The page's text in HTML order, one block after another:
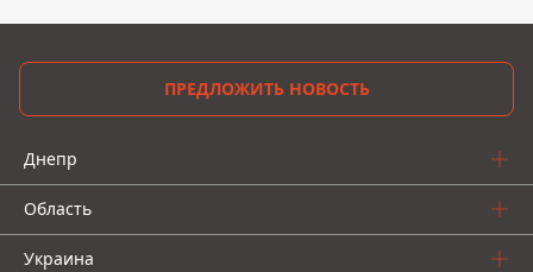
ПРЕДЛОЖИТЬ НОВОСТЬ
Днепр
Область
Украина